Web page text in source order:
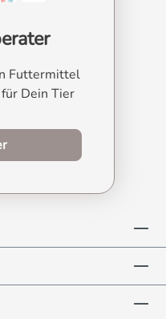
Futtermittel
Dein Tier
zum Produktberater